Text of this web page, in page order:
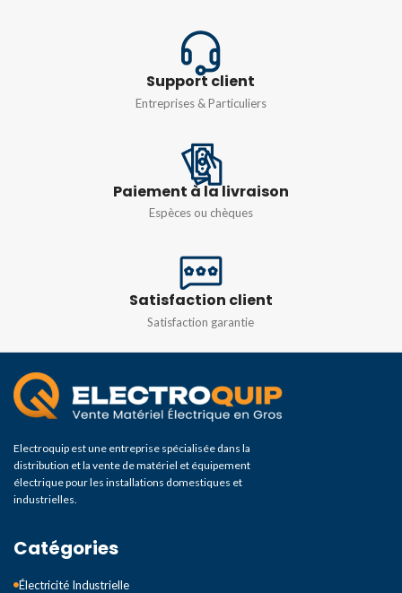
Support client
Entreprises & Particuliers
Paiement à la livraison
Espèces ou chèques
Satisfaction client
Satisfaction garantie
Electroquip est une entreprise spécialisée dans la
distribution et la vente de matériel et équipement
électrique pour les installations domestiques et
industrielles.
Catégories
Électricité Industrielle